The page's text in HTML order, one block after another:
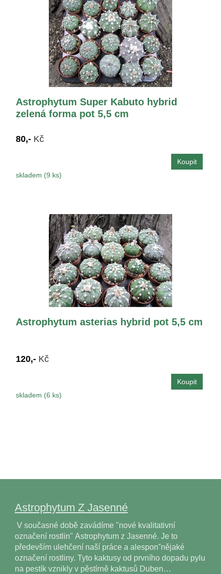
Astrophytum Super Kabuto hybrid
zelená forma pot 5,5 cm
80,- Kč
skladem (9 ks)
Astrophytum asterias hybrid pot 5,5 cm
120,- Kč
skladem (6 ks)
Astrophytum Z Jasenné
V současné době zavádíme "nové kvalitativní
označení rostlin" Astrophytum z Jasenné. Je to
především ulehčení naší práce a alesponˇnějaké
označení rostliny. Tyto kaktusy od prvního dopadu pylu
na pestík vznikly v pěstírně kaktusů Duben…